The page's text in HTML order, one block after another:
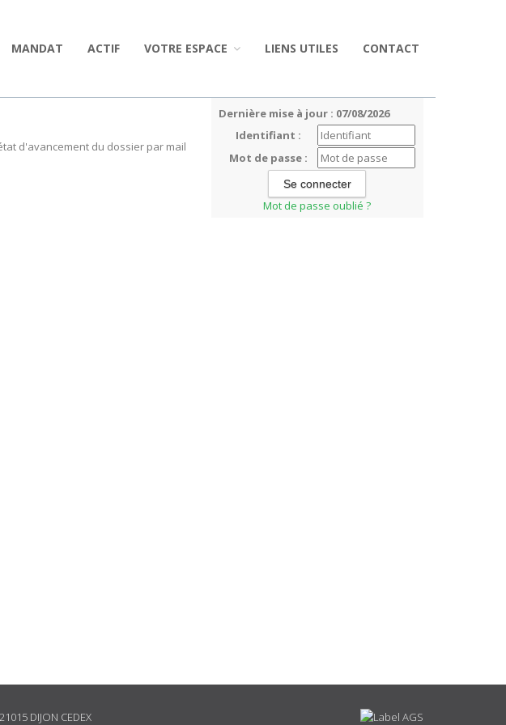
MANDAT ACTIF VOTRE ESPACE LIENS UTILES CONTACT
Dernière mise à jour : 07/08/2026
Identifiant :
Mot de passe :
Mot de passe oublié ?
d'avancement du dossier par mail
DIJON CEDEX